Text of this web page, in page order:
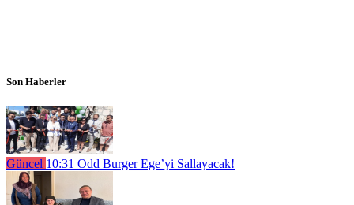
Son Haberler
Güncel 10:31 Odd Burger Ege’yi Sallayacak!